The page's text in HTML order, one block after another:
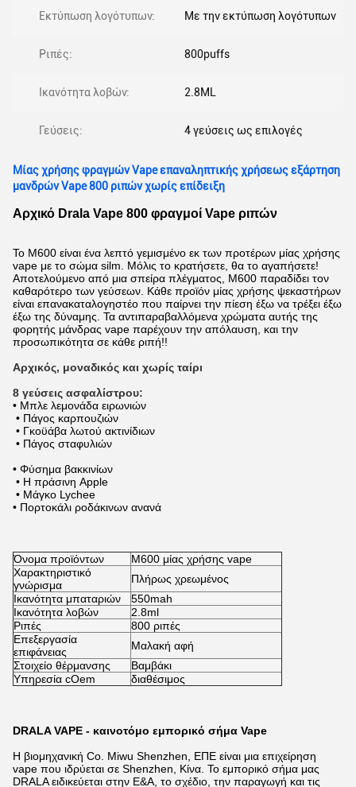
Εκτύπωση λογότυπων: Με την εκτύπωση λογότυπων
Ριπές: 800puffs
Ικανότητα λοβών: 2.8ML
Γεύσεις: 4 γεύσεις ως επιλογές
Μίας χρήσης φραγμών Vape επαναληπτικής χρήσεως εξάρτηση
μανδρών Vape 800 ριπών χωρίς επίδειξη
Αρχικό Drala Vape 800 φραγμοί Vape ριπών
Το M600 είναι ένα λεπτό γεμισμένο εκ των προτέρων μίας χρήσης
vape με το σώμα silm. Μόλις το κρατήσετε, θα το αγαπήσετε!
Αποτελούμενο από μια σπείρα πλέγματος, M600 παραδίδει τον
καθαρότερο των γεύσεων. Κάθε προϊόν μίας χρήσης ψεκαστήρων
είναι επανακαταλογηστέο που παίρνει την πίεση έξω να τρέξει έξω
έξω της δύναμης. Τα αντιπαραβαλλόμενα χρώματα αυτής της
φορητής μάνδρας vape παρέχουν την απόλαυση, και την
προσωπικότητα σε κάθε ριπή!!
Αρχικός, μοναδικός και χωρίς ταίρι
8 γεύσεις ασφαλίστρου:
• Μπλε λεμονάδα ειρωνιών
• Πάγος καρπουζιών
• Γκοϋάβα λωτού ακτινίδιων
• Πάγος σταφυλιών
• Φύσημα βακκινίων
• Η πράσινη Apple
• Μάγκο Lychee
• Πορτοκάλι ροδάκινων ανανά
Όνομα προϊόντων
M600 μίας χρήσης vape
Χαρακτηριστικό
γνώρισμα
Πλήρως χρεωμένος
Ικανότητα μπαταριών
550mah
Ικανότητα λοβών
2.8ml
Ριπές
800 ριπές
Επεξεργασία
επιφάνειας
Μαλακή αφή
Στοιχείο θέρμανσης
Βαμβάκι
Υπηρεσία cOem
διαθέσιμος
DRALA VAPE - καινοτόμο εμπορικό σήμα Vape
Η βιομηχανική Co. Miwu Shenzhen, ΕΠΕ είναι μια επιχείρηση
vape που ιδρύεται σε Shenzhen, Κίνα. Το εμπορικό σήμα μας
DRALA ειδικεύεται στην Ε&Α, το σχέδιο, την παραγωγή και τις